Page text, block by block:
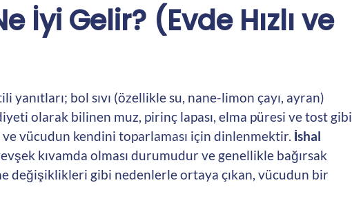
İyi Gelir? (Evde Hızlı ve
yanıtları; bol sıvı (özellikle su, nane-limon çayı, ayran)
olarak bilinen muz, pirinç lapası, elma püresi ve tost gibi
vücudun kendini toparlaması için dinlenmektir. İshal
kıvamda olması durumudur ve genellikle bağırsak
değişiklikleri gibi nedenlerle ortaya çıkan, vücudun bir